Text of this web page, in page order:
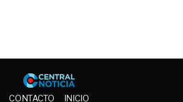
Central
CONTACTO INICIO